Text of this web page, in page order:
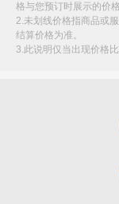
格与您预订时展示的价
2.未划线价格指商品或
结算价格为准。
3.此说明仅当出现价格